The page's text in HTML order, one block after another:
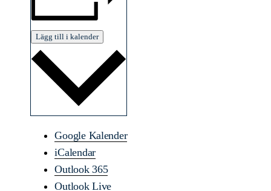
Lägg till i kalender
Google Kalender
iCalendar
Outlook 365
Outlook Live